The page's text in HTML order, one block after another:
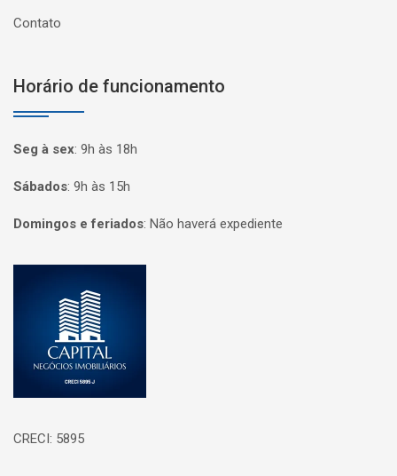
Contato
Horário de funcionamento
Seg à sex: 9h às 18h
Sábados: 9h às 15h
Domingos e feriados: Não haverá expediente
CRECI: 5895